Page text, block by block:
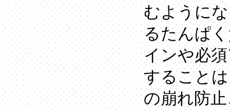
むように
るたんぱ
インや必
すること
の崩れ防